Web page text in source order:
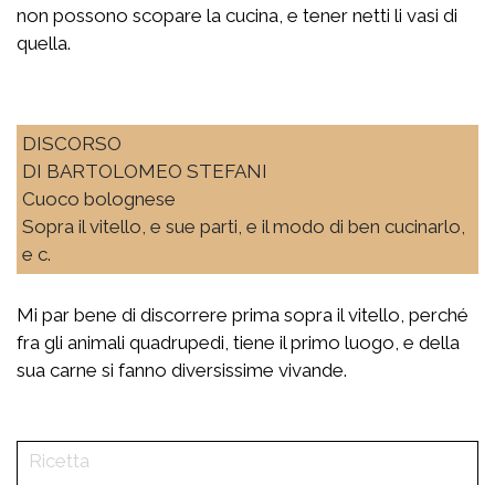
non possono scopare la cucina, e tener netti li vasi di
quella.
DISCORSO
DI BARTOLOMEO STEFANI
Cuoco bolognese
Sopra il vitello, e sue parti, e il modo di ben cucinarlo,
e c.
Mi par bene di discorrere prima sopra il vitello, perché
fra gli animali quadrupedi, tiene il primo luogo, e della
sua carne si fanno diversissime vivande.